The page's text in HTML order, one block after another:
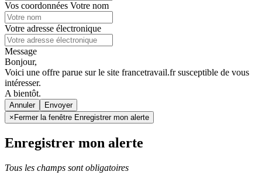
Vos coordonnées Votre nom
Votre adresse électronique
Message
Bonjour,
Voici une offre parue sur le site francetravail.fr susceptible de vous
intéresser.
A bientôt.
Annuler
× Fermer la fenêtre Enregistrer mon alerte
Enregistrer mon alerte
Tous les champs sont obligatoires